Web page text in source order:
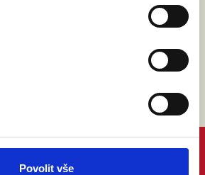
Povolit vše